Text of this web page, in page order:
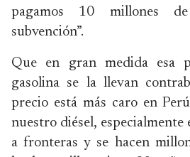
pagamos 10 millones
subvención”.
Que en gran medida esa
gasolina se la llevan
precio está más caro en
nuestro diésel, especialmente
a fronteras y se hacen